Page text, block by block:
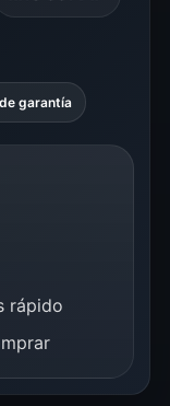
garantía
rápido